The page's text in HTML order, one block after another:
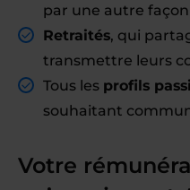
par une autre façon
Retraités, qui
transmettre leurs
Tous les profils
souhaitant
Votre